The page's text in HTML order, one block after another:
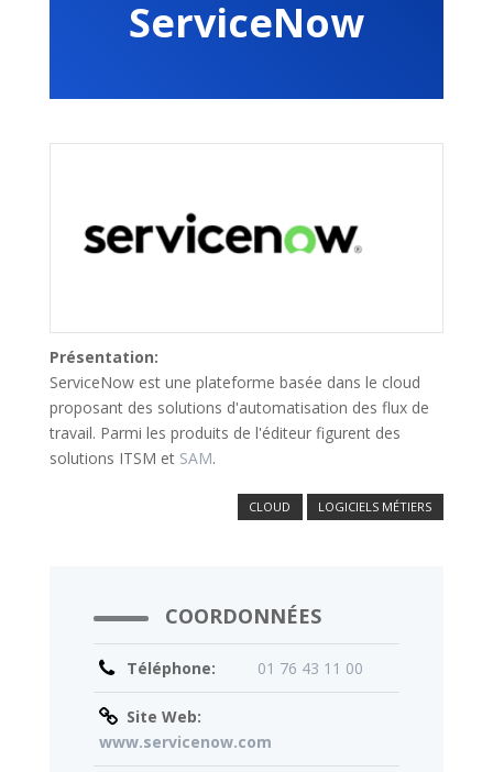
ServiceNow
Présentation:
ServiceNow est une plateforme basée dans le cloud
proposant des solutions d'automatisation des flux de
travail. Parmi les produits de l'éditeur figurent des
solutions ITSM et SAM.
CLOUD LOGICIELS MÉTIERS
COORDONNÉES
Téléphone: 01 76 43 11 00
Site Web:
www.servicenow.com